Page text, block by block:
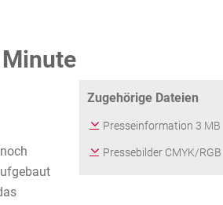
Zugehörige Dateien
Presseinformation 3 MB
Pressebilder CMYK/RGB